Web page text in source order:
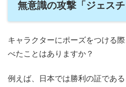
無意識の攻撃「ジェスチ
キャラクターにポーズをつける
べたことはありますか？
例えば、日本では勝利の証であ